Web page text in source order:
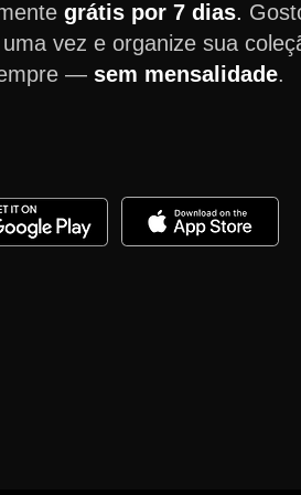
grátis por 7 dias.
vez e organize sua
— sem mensalidade.